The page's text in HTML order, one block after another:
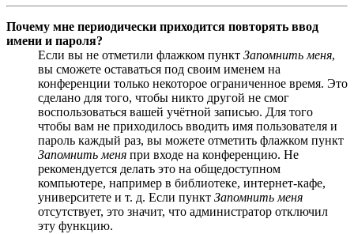
Почему мне периодически приходится повторять ввод
имени и пароля?
Если вы не отметили флажком пункт Запомнить меня,
вы сможете оставаться под своим именем на
конференции только некоторое ограниченное время. Это
сделано для того, чтобы никто другой не смог
воспользоваться вашей учётной записью. Для того
чтобы вам не приходилось вводить имя пользователя и
пароль каждый раз, вы можете отметить флажком пункт
Запомнить меня при входе на конференцию. Не
рекомендуется делать это на общедоступном
компьютере, например в библиотеке, интернет-кафе,
университете и т. д. Если пункт Запомнить меня
отсутствует, это значит, что администратор отключил
эту функцию.